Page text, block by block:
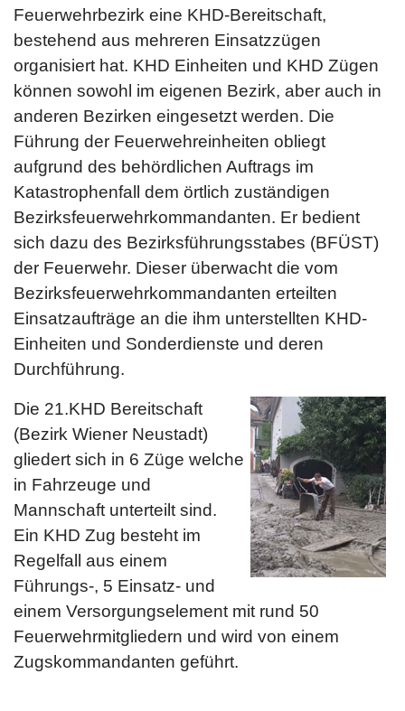
Feuerwehrbezirk eine KHD-Bereitschaft,
bestehend aus mehreren Einsatzzügen
organisiert hat. KHD Einheiten und KHD Zügen
können sowohl im eigenen Bezirk, aber auch in
anderen Bezirken eingesetzt werden. Die
Führung der Feuerwehreinheiten obliegt
aufgrund des behördlichen Auftrags im
Katastrophenfall dem örtlich zuständigen
Bezirksfeuerwehrkommandanten. Er bedient
sich dazu des Bezirksführungsstabes (BFÜST)
der Feuerwehr. Dieser überwacht die vom
Bezirksfeuerwehrkommandanten erteilten
Einsatzaufträge an die ihm unterstellten KHD-
Einheiten und Sonderdienste und deren
Durchführung.
Die 21.KHD Bereitschaft
(Bezirk Wiener Neustadt)
gliedert sich in 6 Züge welche
in Fahrzeuge und
Mannschaft unterteilt sind.
Ein KHD Zug besteht im
Regelfall aus einem
Führungs-, 5 Einsatz- und
einem Versorgungselement mit rund 50
Feuerwehrmitgliedern und wird von einem
Zugskommandanten geführt.